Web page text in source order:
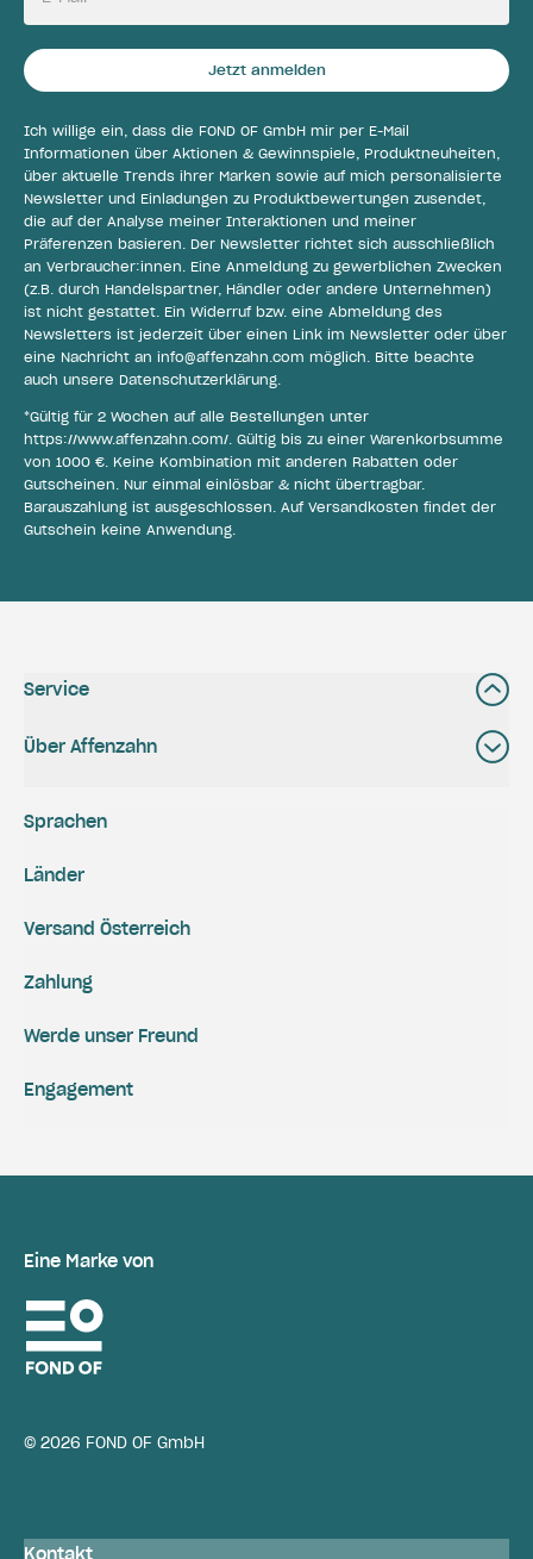
Jetzt anmelden
Ich willige ein, dass die FOND OF GmbH mir per E-Mail
Informationen über Aktionen & Gewinnspiele, Produktneuheiten,
über aktuelle Trends ihrer Marken sowie auf mich personalisierte
Newsletter und Einladungen zu Produktbewertungen zusendet,
die auf der Analyse meiner Interaktionen und meiner
Präferenzen basieren. Der Newsletter richtet sich ausschließlich
an Verbraucher:innen. Eine Anmeldung zu gewerblichen Zwecken
(z.B. durch Handelspartner, Händler oder andere Unternehmen)
ist nicht gestattet. Ein Widerruf bzw. eine Abmeldung des
Newsletters ist jederzeit über einen Link im Newsletter oder über
eine Nachricht an info@affenzahn.com möglich. Bitte beachte
auch unsere Datenschutzerklärung.
*Gültig für 2 Wochen auf alle Bestellungen unter
https://www.affenzahn.com/. Gültig bis zu einer Warenkorbsumme
von 1000 €. Keine Kombination mit anderen Rabatten oder
Gutscheinen. Nur einmal einlösbar & nicht übertragbar.
Barauszahlung ist ausgeschlossen. Auf Versandkosten findet der
Gutschein keine Anwendung.
Service
Über Affenzahn
Versand Österreich
Zahlung
Engagement
Werde unser Freund
Sprachen
Länder
Eine Marke von
© 2026 FOND OF GmbH
Kontakt